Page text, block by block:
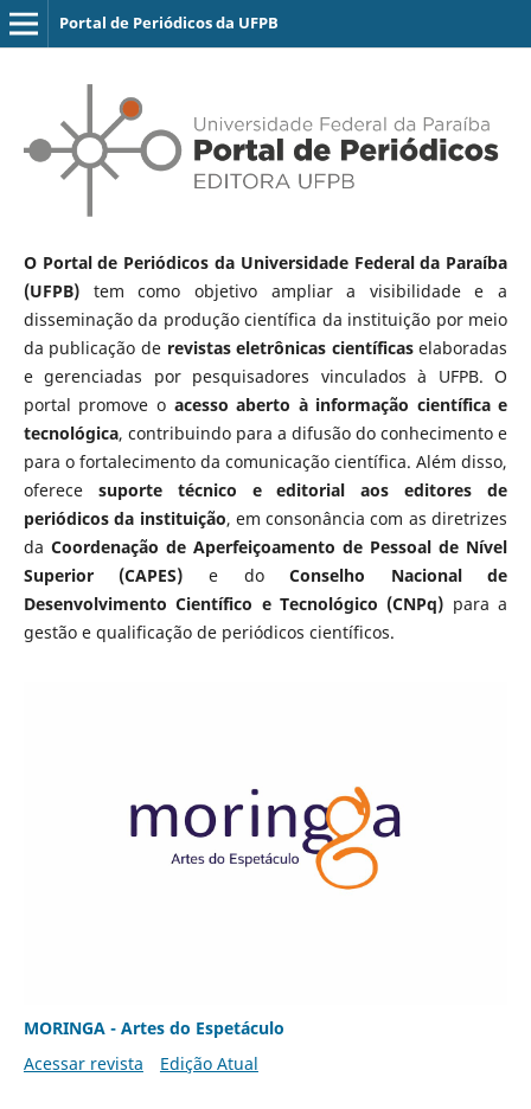
Portal de Periódicos da UFPB
O Portal de Periódicos da Universidade Federal da Paraíba
(UFPB)tem como objetivo ampliar a visibilidade e a
disseminação da produção científica da instituição por meio
da publicação de revistas eletrônicas científicaselaboradas
e gerenciadas por pesquisadores vinculados à UFPB. O
portal promove o acesso aberto à informação científica e
tecnológica, contribuindo para a difusão do conhecimento e
para o fortalecimento da comunicação científica. Além disso,
oferece suporte técnico e editorial aos editores de
periódicos da instituição, em consonância com as diretrizes
da Coordenação de Aperfeiçoamento de Pessoal de Nível
Superior (CAPES) e doConselho Nacional de
Desenvolvimento Científico e Tecnológico (CNPq) para a
gestão e qualificação de periódicos científicos.
MORINGA - Artes do Espetáculo
Acessar revista
Edição Atual